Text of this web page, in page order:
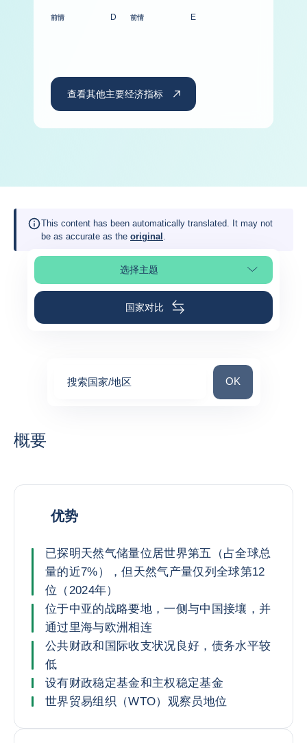
前情 D 前情 E
查看其他主要经济指标
This content has been automatically translated. It may not
be as accurate as the original .
选择主题
选择页面
国家对比
搜索国家/地区 搜索国家/地区
OK
概要
优势
已探明天然气储量位居世界第五（占全球总
量的近7%），但天然气产量仅列全球第12
位（2024年）
位于中亚的战略要地，一侧与中国接壤，并
通过里海与欧洲相连
公共财政和国际收支状况良好，债务水平较
低
设有财政稳定基金和主权稳定基金
世界贸易组织（WTO）观察员地位